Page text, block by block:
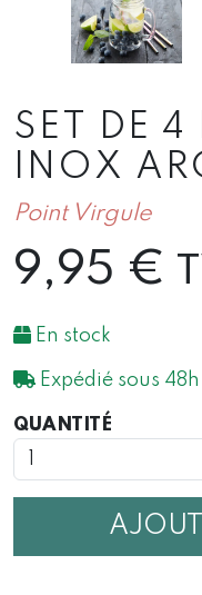
SET DE 4
INOX
Point Virgule
9,95 €
En stock
Expédié sous 48h
QUANTITÉ
DE
4